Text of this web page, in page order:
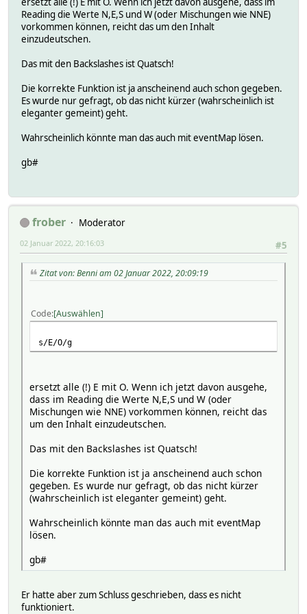
Reading die Werte N,E,S und W (oder Mischungen wie NNE)
vorkommen können, reicht das um den Inhalt
einzudeutschen.
Das mit den Backslashes ist Quatsch!
Die korrekte Funktion ist ja anscheinend auch schon gegeben.
Es wurde nur gefragt, ob das nicht kürzer (wahrscheinlich ist
eleganter gemeint) geht.
Wahrscheinlich könnte man das auch mit eventMap lösen.
gb#
frober
Moderator
#5
02 Januar 2022, 20:16:03
Zitat von: Benni am 02 Januar 2022, 20:09:19
Code Auswählen
s/E/O/g
ersetzt alle (!) E mit O. Wenn ich jetzt davon ausgehe,
dass im Reading die Werte N,E,S und W (oder
Mischungen wie NNE) vorkommen können, reicht das
um den Inhalt einzudeutschen.
Das mit den Backslashes ist Quatsch!
Die korrekte Funktion ist ja anscheinend auch schon
gegeben. Es wurde nur gefragt, ob das nicht kürzer
(wahrscheinlich ist eleganter gemeint) geht.
Wahrscheinlich könnte man das auch mit eventMap
lösen.
gb#
Er hatte aber zum Schluss geschrieben, dass es nicht
funktioniert.